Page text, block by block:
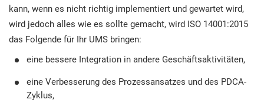
kann, wenn es nicht richtig implementiert und gewartet wird,
wird jedoch alles wie es sollte gemacht, wird ISO 14001:2015
das Folgende für Ihr UMS bringen:
eine bessere Integration in andere Geschäftsaktivitäten,
eine Verbesserung des Prozessansatzes und des PDCA-
Zyklus,